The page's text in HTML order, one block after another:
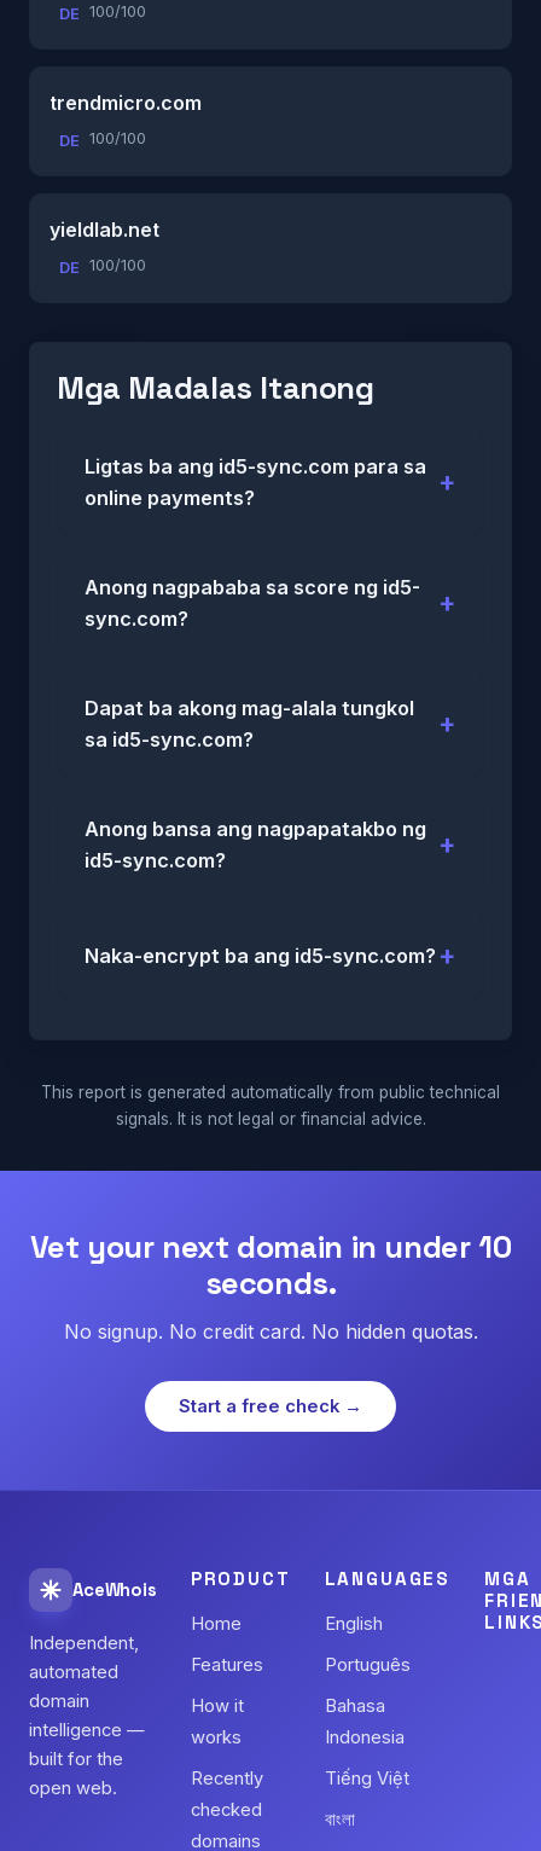
DE 100/100
trendmicro.com
DE 100/100
yieldlab.net
DE 100/100
Mga Madalas Itanong
Ligtas ba ang id5-sync.com para sa
online payments?
Anong nagpababa sa score ng id5-
sync.com?
Dapat ba akong mag-alala tungkol
sa id5-sync.com?
Anong bansa ang nagpapatakbo ng
id5-sync.com?
Naka-encrypt ba ang id5-sync.com?
This report is generated automatically from public technical
signals. It is not legal or financial advice.
Vet your next domain in under 10
seconds.
No signup. No credit card. No hidden quotas.
Start a free check →
AceWhois
Independent,
automated
domain
intelligence —
built for the
open web.
PRODUCT
Home
Features
How it
works
Recently
checked
domains
LANGUAGES
English
Português
Bahasa
Indonesia
Tiếng Việt
বাংলা
MGA